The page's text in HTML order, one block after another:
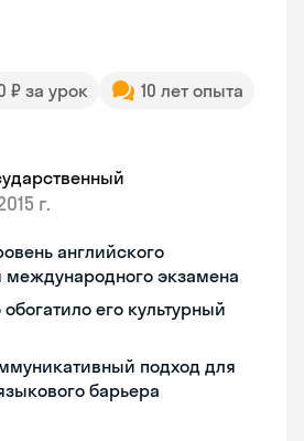
₽ за урок
10 лет опыта
г.
английского
международного экзамена
его культурный
подход для
барьера